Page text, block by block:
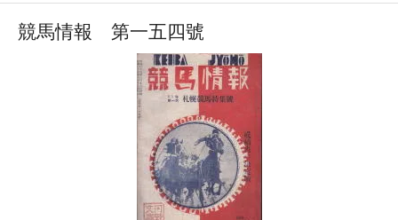
競馬情報 第一五四號